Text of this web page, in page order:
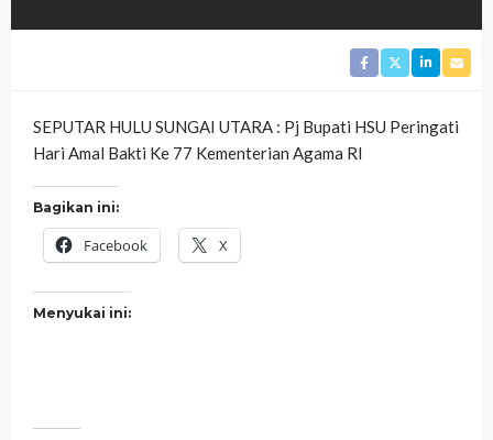
SEPUTAR HULU SUNGAI UTARA : Pj Bupati HSU Peringati
Hari Amal Bakti Ke 77 Kementerian Agama RI
Bagikan ini:
Facebook X
Menyukai ini: